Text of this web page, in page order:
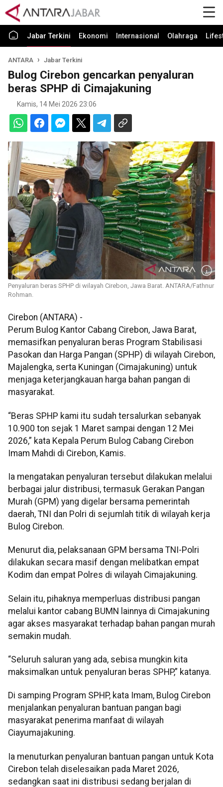
Jabar Terkini Ekonomi Internasional Olahraga
ANTARA Jabar Terkini
Bulog Cirebon gencarkan penyaluran
beras SPHP di Cimajakuning
Kamis, 14 Mei 2026 23:06
Penyaluran beras SPHP di wilayah Cirebon, Jawa Barat. ANTARA/Fathnur
Rohman.
Cirebon (ANTARA) -
Perum Bulog Kantor Cabang Cirebon, Jawa Barat,
memasifkan penyaluran beras Program Stabilisasi
Pasokan dan Harga Pangan (SPHP) di wilayah Cirebon,
Majalengka, serta Kuningan (Cimajakuning) untuk
menjaga keterjangkauan harga bahan pangan di
masyarakat.
“Beras SPHP kami itu sudah tersalurkan sebanyak
10.900 ton sejak 1 Maret sampai dengan 12 Mei
2026,” kata Kepala Perum Bulog Cabang Cirebon
Imam Mahdi di Cirebon, Kamis.
Ia mengatakan penyaluran tersebut dilakukan melalui
berbagai jalur distribusi, termasuk Gerakan Pangan
Murah (GPM) yang digelar bersama pemerintah
daerah, TNI dan Polri di sejumlah titik di wilayah kerja
Bulog Cirebon.
Menurut dia, pelaksanaan GPM bersama TNI-Polri
dilakukan secara masif dengan melibatkan empat
Kodim dan empat Polres di wilayah Cimajakuning.
Selain itu, pihaknya memperluas distribusi pangan
melalui kantor cabang BUMN lainnya di Cimajakuning
agar akses masyarakat terhadap bahan pangan murah
semakin mudah.
“Seluruh saluran yang ada, sebisa mungkin kita
maksimalkan untuk penyaluran beras SPHP,” katanya.
Di samping Program SPHP, kata Imam, Bulog Cirebon
menjalankan penyaluran bantuan pangan bagi
masyarakat penerima manfaat di wilayah
Ciayumajakuning.
Ia menuturkan penyaluran bantuan pangan untuk Kota
Cirebon telah diselesaikan pada Maret 2026,
sedangkan saat ini distribusi sedang berjalan di